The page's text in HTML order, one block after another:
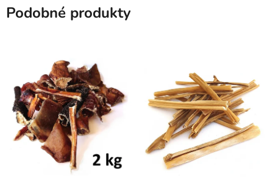
Podobné produkty